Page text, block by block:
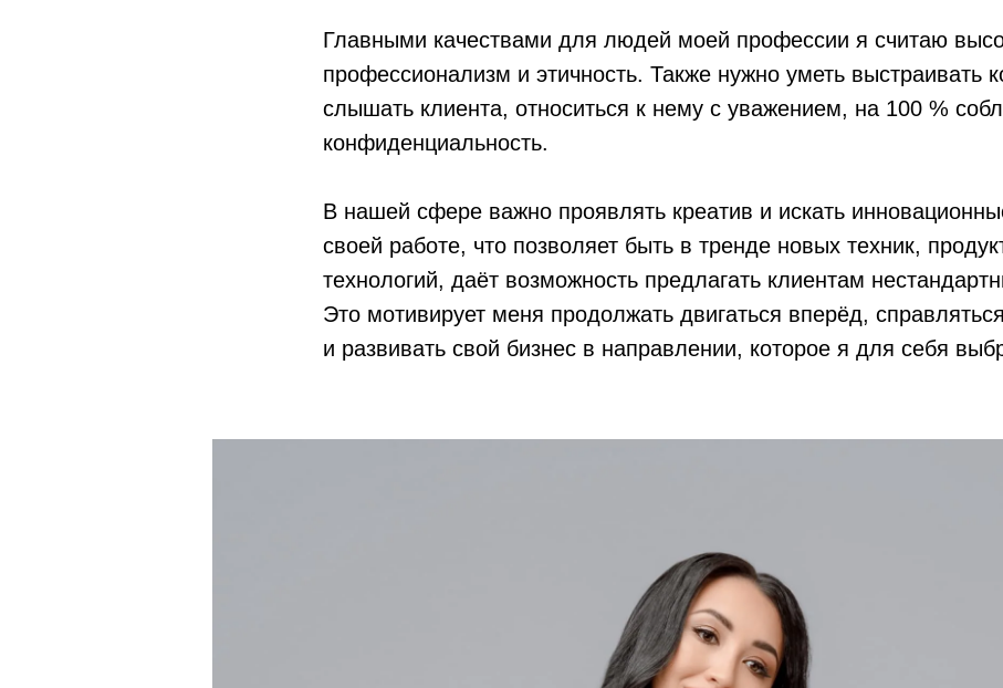
Главными качествами для людей моей профессии я считаю
профессионализм и этичность. Также нужно уметь выстраивать
слышать клиента, относиться к нему с уважением, на 100 %
конфиденциальность.
В нашей сфере важно проявлять креатив и искать
своей работе, что позволяет быть в тренде новых техник,
технологий, даёт возможность предлагать клиентам
Это мотивирует меня продолжать двигаться вперёд,
и развивать свой бизнес в направлении, которое я для себя